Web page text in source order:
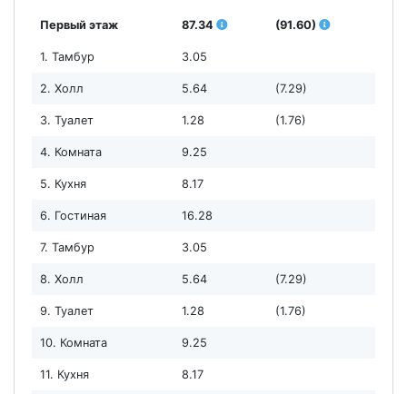
Первый этаж 87.34 (91.60)
1. Тамбур 3.05
2. Холл 5.64 (7.29)
3. Туалет 1.28 (1.76)
4. Комната 9.25
5. Кухня 8.17
6. Гостиная 16.28
7. Тамбур 3.05
8. Холл 5.64 (7.29)
9. Туалет 1.28 (1.76)
10. Комната 9.25
11. Кухня 8.17